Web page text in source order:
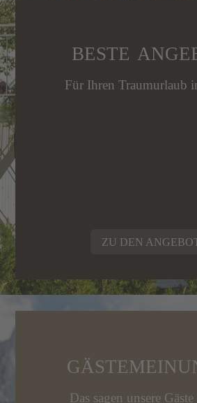
BESTE
Für Ihren Traumurlaub
ZU DEN
Das sagen unsere